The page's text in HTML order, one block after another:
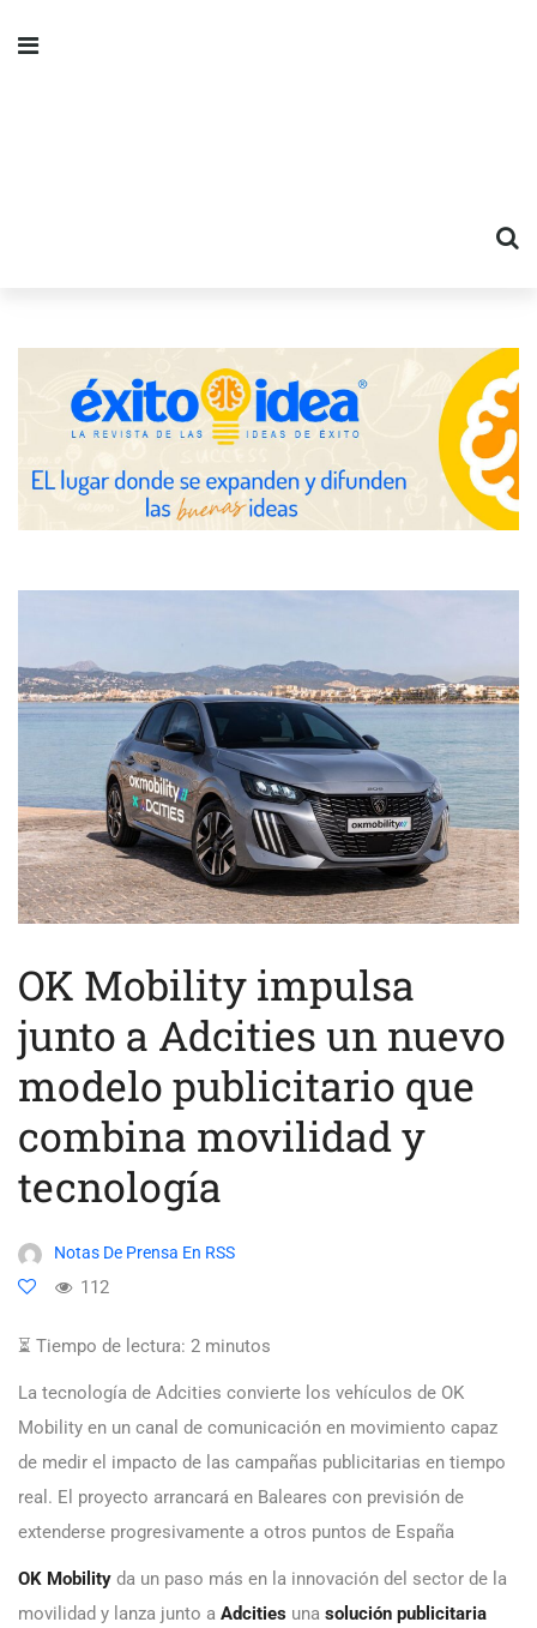
OK Mobility impulsa
junto a Adcities un nuevo
modelo publicitario que
combina movilidad y
tecnología
Notas De Prensa En RSS
112
⏳ Tiempo de lectura: 2 minutos
La tecnología de Adcities convierte los vehículos de OK
Mobility en un canal de comunicación en movimiento capaz
de medir el impacto de las campañas publicitarias en tiempo
real. El proyecto arrancará en Baleares con previsión de
extenderse progresivamente a otros puntos de España
OK Mobility da un paso más en la innovación del sector de la
movilidad y lanza junto a Adcities una solución publicitaria